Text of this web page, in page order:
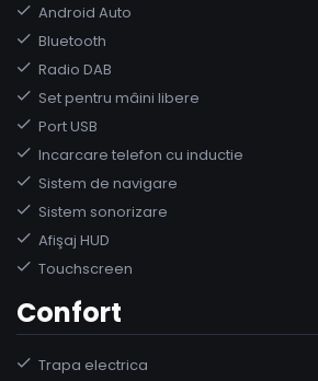
Android Auto
Bluetooth
Radio DAB
Set pentru mâini libere
Port USB
Incarcare telefon cu inductie
Sistem de navigare
Sistem sonorizare
Afişaj HUD
Touchscreen
Confort
Trapa electrica